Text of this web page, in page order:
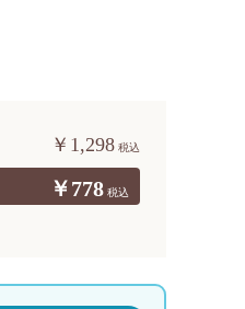
￥778
￥1,298